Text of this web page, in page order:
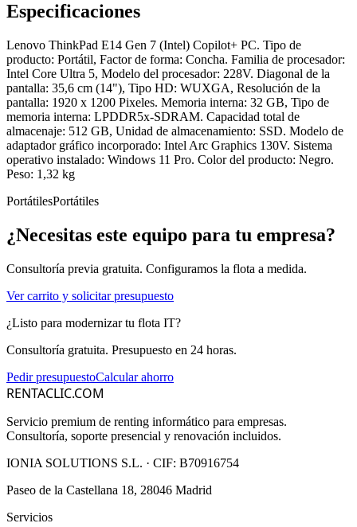
Especificaciones
Lenovo ThinkPad E14 Gen 7 (Intel) Copilot+ PC. Tipo de
producto: Portátil, Factor de forma: Concha. Familia de procesador:
Intel Core Ultra 5, Modelo del procesador: 228V. Diagonal de la
pantalla: 35,6 cm (14"), Tipo HD: WUXGA, Resolución de la
pantalla: 1920 x 1200 Pixeles. Memoria interna: 32 GB, Tipo de
memoria interna: LPDDR5x-SDRAM. Capacidad total de
almacenaje: 512 GB, Unidad de almacenamiento: SSD. Modelo de
adaptador gráfico incorporado: Intel Arc Graphics 130V. Sistema
operativo instalado: Windows 11 Pro. Color del producto: Negro.
Peso: 1,32 kg
PortátilesPortátiles
¿Necesitas este equipo para tu empresa?
Consultoría previa gratuita. Configuramos la flota a medida.
Ver carrito y solicitar presupuesto
¿Listo para modernizar tu flota IT?
Consultoría gratuita. Presupuesto en 24 horas.
Pedir presupuestoCalcular ahorro
RENTACLIC.COM
Servicio premium de renting informático para empresas.
Consultoría, soporte presencial y renovación incluidos.
IONIA SOLUTIONS S.L. · CIF: B70916754
Paseo de la Castellana 18, 28046 Madrid
Servicios